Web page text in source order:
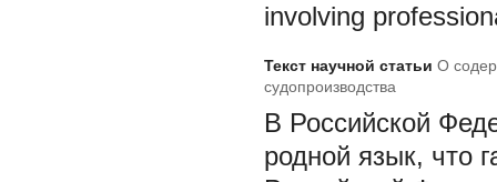
involving
Текст научной статьи О
судопроизводства
В Российской
родной язык, что